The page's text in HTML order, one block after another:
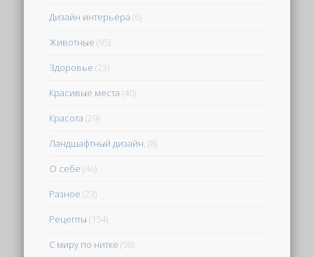
Дизайн интерьера (6)
Животные (95)
Здоровье (23)
Красивые места (40)
Красота (29)
Ландшафтный дизайн. (8)
О себе (46)
Разное (23)
Рецепты (154)
С миру по нитке (98)